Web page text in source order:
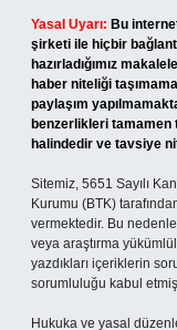
Yasal Uyarı: Bu
şirketi ile hiçbir
hazırladığımız
haber niteliği
paylaşım
benzerlikleri
halindedir ve tavsiye
Sitemiz, 5651 Sayılı
Kurumu (BTK)
vermektedir. Bu
veya araştırma
yazdıkları içeriklerin
sorumluluğu kabul etmiş
Hukuka ve yasal